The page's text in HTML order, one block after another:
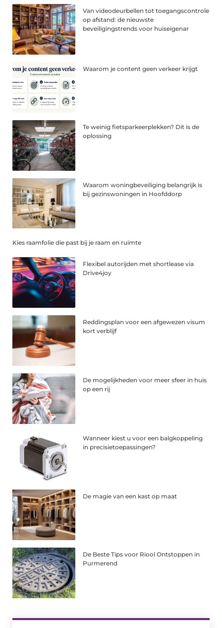
Van videodeurbellen tot toegangscontrole
op afstand: de nieuwste
beveiligingstrends voor huiseigenar
Waarom je content geen verkeer krijgt
Te weinig fietsparkeerplekken? Dit is de
oplossing
Waarom woningbeveiliging belangrijk is
bij gezinswoningen in Hoofddorp
Kies raamfolie die past bij je raam en ruimte
Flexibel autorijden met shortlease via
Drive4joy
Reddingsplan voor een afgewezen visum
kort verblijf
De mogelijkheden voor meer sfeer in huis
op een rij
Wanneer kiest u voor een balgkoppeling
in precisietoepassingen?
De magie van een kast op maat
De Beste Tips voor Riool Ontstoppen in
Purmerend